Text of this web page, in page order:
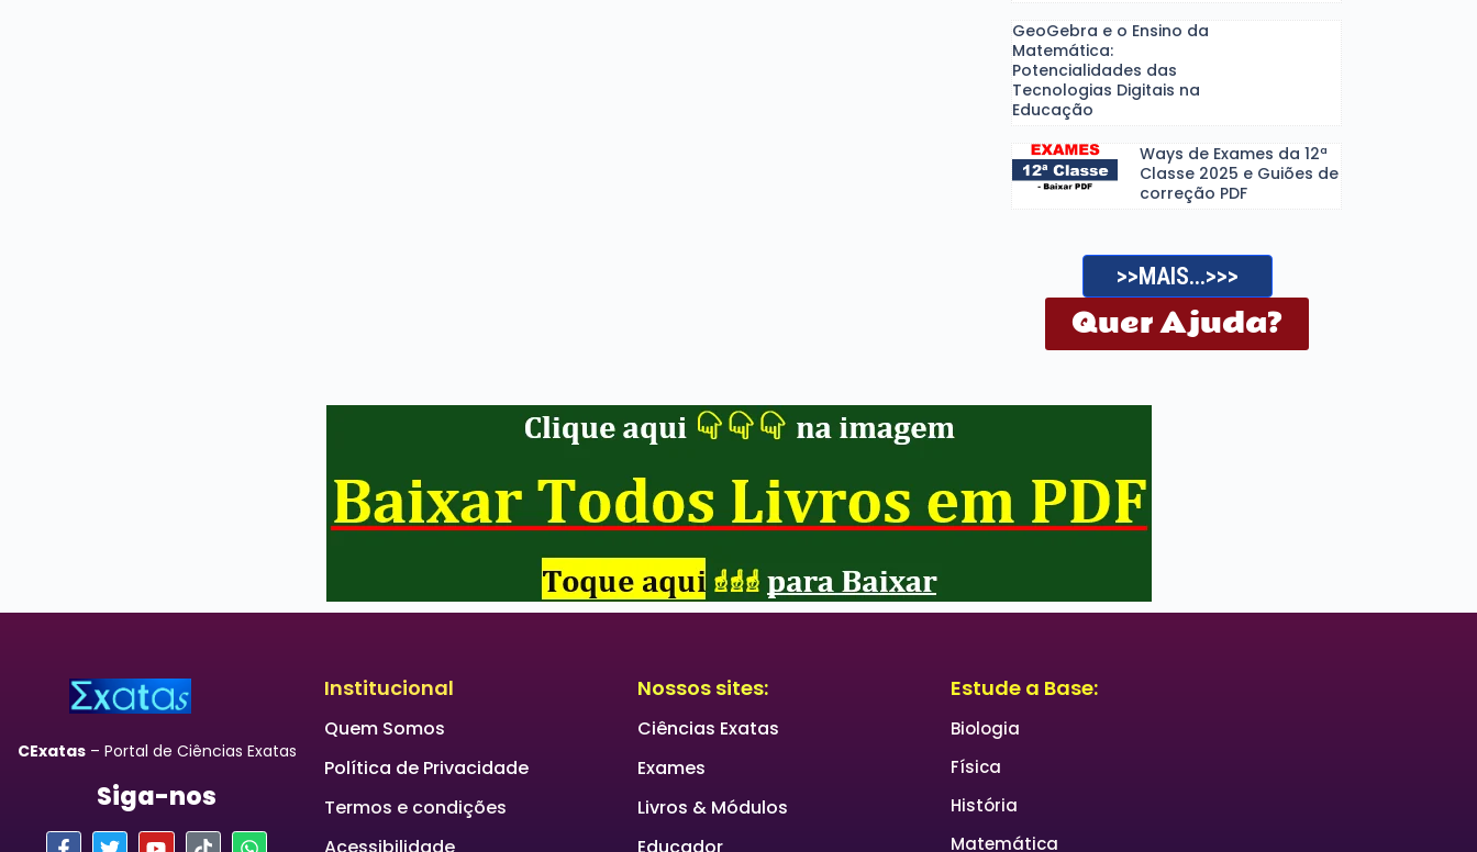
GeoGebra e o Ensino da
Matemática:
Potencialidades das
Tecnologias Digitais na
Educação
Ways de Exames da 12ª
Classe 2025 e Guiões de
correção PDF
>>MAIS...>>>
Quer Ajuda?
CExatas– Portal de Ciências Exatas
Siga-nos
Institucional
Quem Somos
Política de Privacidade
Termos e condições
Nossos sites:
Ciências Exatas
Exames
Livros & Módulos
Estude a Base:
Biologia
Física
História
Matemática